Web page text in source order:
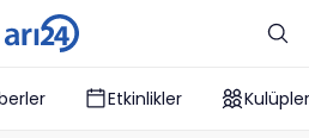
Etkinlikler Kulüpler